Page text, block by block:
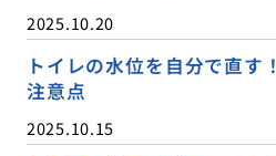
2025.10.20
トイレの水位を自分で直す
注意点
2025.10.15